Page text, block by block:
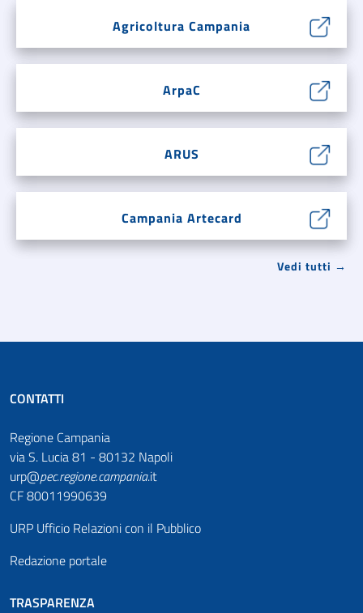
Agricoltura Campania
ArpaC
ARUS
Campania Artecard
Vedi tutti →
CONTATTI
Regione Campania
via S. Lucia 81 - 80132 Napoli
urp@pec.regione.campania.it
CF 80011990639
URP Ufficio Relazioni con il Pubblico
Redazione portale
TRASPARENZA